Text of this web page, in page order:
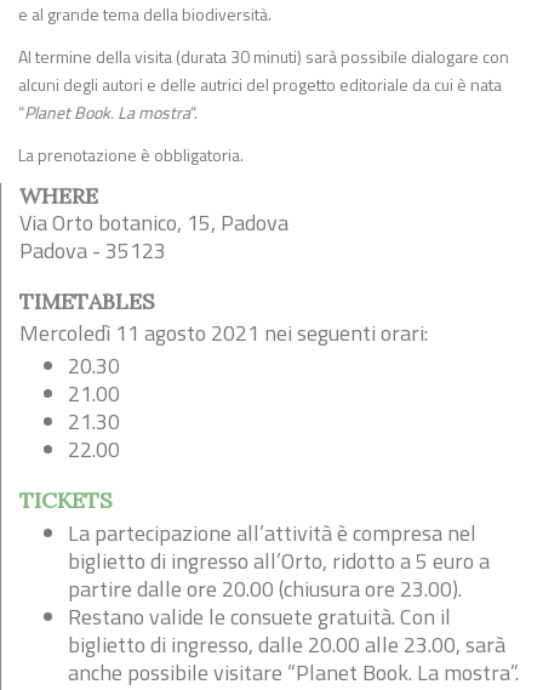
e al grande tema della biodiversità.
Al termine della visita (durata 30 minuti) sarà possibile dialogare con
alcuni degli autori e delle autrici del progetto editoriale da cui è nata
“Planet Book. La mostra“.
La prenotazione è obbligatoria.
WHERE
Via Orto botanico, 15, Padova
Padova - 35123
TIMETABLES
Mercoledì 11 agosto 2021 nei seguenti orari:
20.30
21.00
21.30
22.00
TICKETS
La partecipazione all’attività è compresa nel
biglietto di ingresso all’Orto, ridotto a 5 euro a
partire dalle ore 20.00 (chiusura ore 23.00).
Restano valide le consuete gratuità. Con il
biglietto di ingresso, dalle 20.00 alle 23.00, sarà
anche possibile visitare “Planet Book. La mostra”.